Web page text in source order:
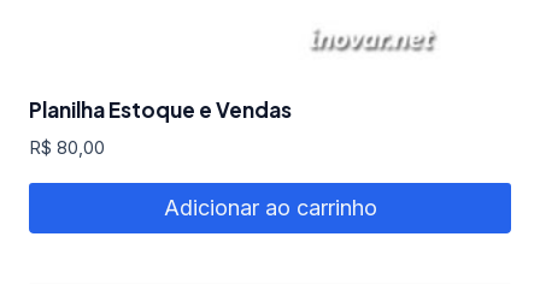
Planilha Estoque e Vendas
R$ 80,00
Adicionar ao carrinho